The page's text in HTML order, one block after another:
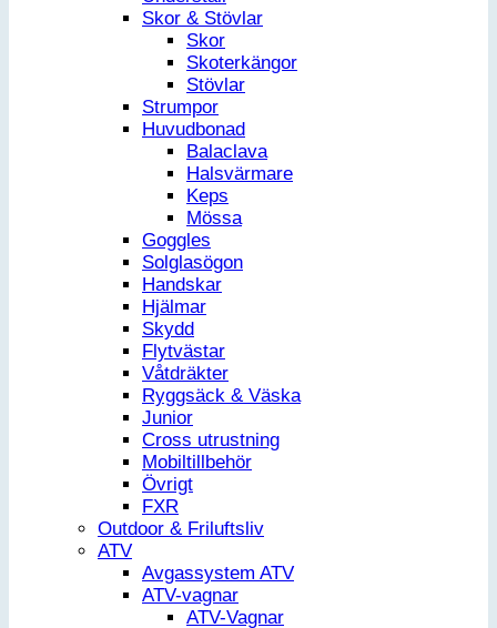
Skor & Stövlar
Skor
Skoterkängor
Stövlar
Strumpor
Huvudbonad
Balaclava
Halsvärmare
Keps
Mössa
Goggles
Solglasögon
Handskar
Hjälmar
Skydd
Flytvästar
Våtdräkter
Ryggsäck & Väska
Junior
Cross utrustning
Mobiltillbehör
Övrigt
FXR
Outdoor & Friluftsliv
ATV
Avgassystem ATV
ATV-vagnar
ATV-Vagnar